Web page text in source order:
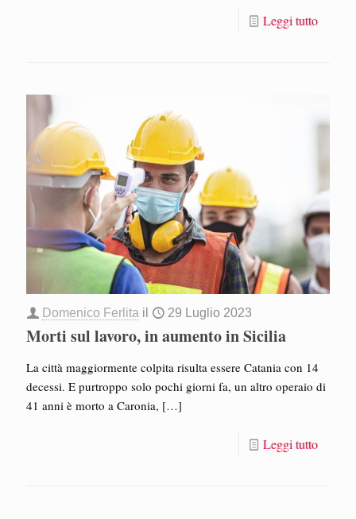
Leggi tutto
Domenico Ferlita il 29 Luglio 2023
Morti sul lavoro, in aumento in Sicilia
La città maggiormente colpita risulta essere Catania con 14
decessi. E purtroppo solo pochi giorni fa, un altro operaio di
41 anni è morto a Caronia, […]
Leggi tutto